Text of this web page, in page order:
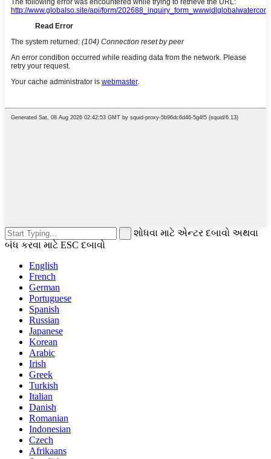
શોધવા માટે એન્ટર દબાવો અથવા
બંધ કરવા માટે ESC દબાવો
English
French
German
Portuguese
Spanish
Russian
Japanese
Korean
Arabic
Irish
Greek
Turkish
Italian
Danish
Romanian
Indonesian
Czech
Afrikaans